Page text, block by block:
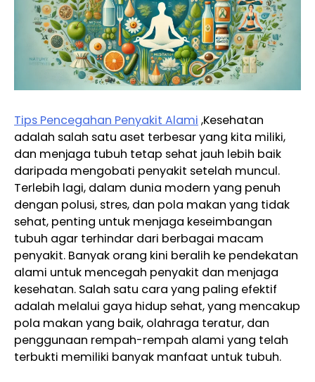
Tips Pencegahan Penyakit Alami ,Kesehatan
adalah salah satu aset terbesar yang kita miliki,
dan menjaga tubuh tetap sehat jauh lebih baik
daripada mengobati penyakit setelah muncul.
Terlebih lagi, dalam dunia modern yang penuh
dengan polusi, stres, dan pola makan yang tidak
sehat, penting untuk menjaga keseimbangan
tubuh agar terhindar dari berbagai macam
penyakit. Banyak orang kini beralih ke pendekatan
alami untuk mencegah penyakit dan menjaga
kesehatan. Salah satu cara yang paling efektif
adalah melalui gaya hidup sehat, yang mencakup
pola makan yang baik, olahraga teratur, dan
penggunaan rempah-rempah alami yang telah
terbukti memiliki banyak manfaat untuk tubuh.